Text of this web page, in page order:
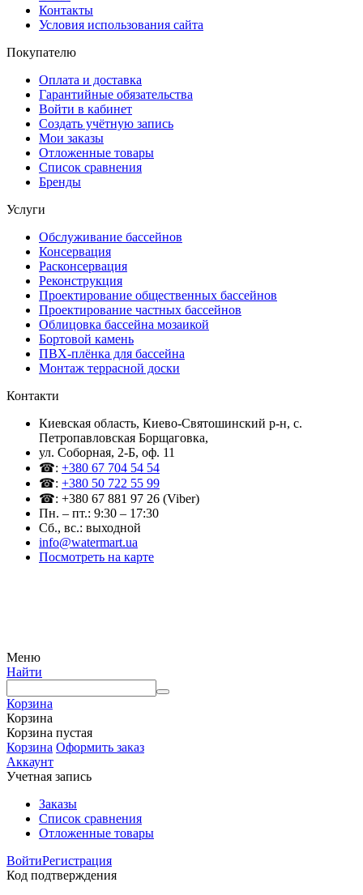
Контакты
Условия использования сайта
Покупателю
Оплата и доставка
Гарантийные обязательства
Войти в кабинет
Создать учётную запись
Мои заказы
Отложенные товары
Список сравнения
Бренды
Услуги
Обслуживание бассейнов
Консервация
Расконсервация
Реконструкция
Проектирование общественных бассейнов
Проектирование частных бассейнов
Облицовка бассейна мозаикой
Бортовой камень
ПВХ-плёнка для бассейна
Монтаж террасной доски
Контакти
Киевская область, Киево-Святошинский р-н, c.
Петропавловская Борщаговка,
ул. Соборная, 2-Б, оф. 11
☎: +380 67 704 54 54
☎: +380 50 722 55 99
☎: +380 67 881 97 26 (Viber)
Пн. – пт.: 9:30 – 17:30
Сб., вс.: выходной
info@watermart.ua
Посмотреть на карте
Меню
Найти
Корзина
Корзина
Корзина пустая
Корзина Оформить заказ
Аккаунт
Учетная запись
Заказы
Список сравнения
Отложенные товары
ВойтиРегистрация
Код подтверждения